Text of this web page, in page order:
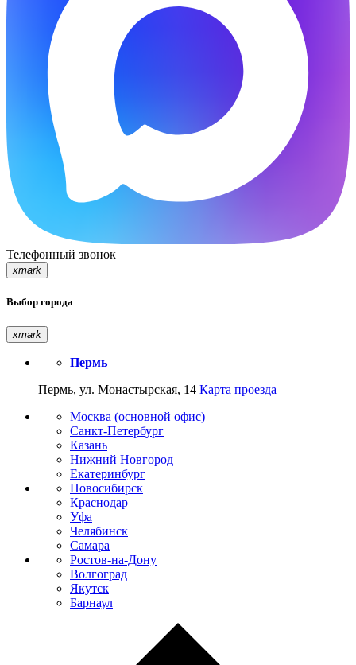
Телефонный звонок
xmark
Выбор города
xmark
Пермь
Пермь, ул. Монастырская, 14 Карта проезда
Москва (основной офис)
Санкт-Петербург
Казань
Нижний Новгород
Екатеринбург
Новосибирск
Краснодар
Уфа
Челябинск
Самара
Ростов-на-Дону
Волгоград
Якутск
Барнаул